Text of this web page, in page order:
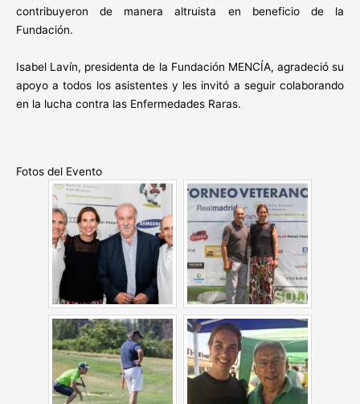
contribuyeron de manera altruista en beneficio de la
Fundación.
Isabel Lavín, presidenta de la Fundación MENCÍA, agradeció su
apoyo a todos los asistentes y les invitó a seguir colaborando
en la lucha contra las Enfermedades Raras.
Fotos del Evento